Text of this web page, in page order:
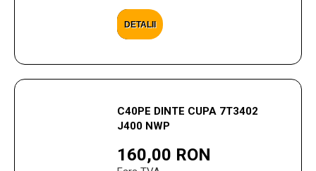
DETALII
C40PE DINTE CUPA 7T3402
J400 NWP
160,00 RON